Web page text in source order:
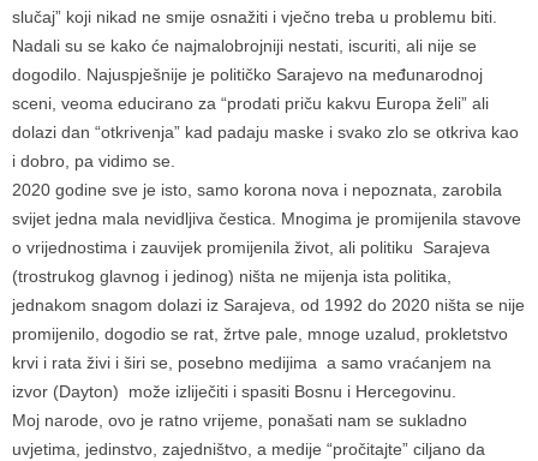
slučaj” koji nikad ne smije osnažiti i vječno treba u problemu biti.
Nadali su se kako će najmalobrojniji nestati, iscuriti, ali nije se
dogodilo. Najuspješnije je političko Sarajevo na međunarodnoj
sceni, veoma educirano za “prodati priču kakvu Europa želi” ali
dolazi dan “otkrivenja” kad padaju maske i svako zlo se otkriva kao
i dobro, pa vidimo se.
2020 godine sve je isto, samo korona nova i nepoznata, zarobila
svijet jedna mala nevidljiva čestica. Mnogima je promijenila stavove
o vrijednostima i zauvijek promijenila život, ali politiku Sarajeva
(trostrukog glavnog i jedinog) ništa ne mijenja ista politika,
jednakom snagom dolazi iz Sarajeva, od 1992 do 2020 ništa se nije
promijenilo, dogodio se rat, žrtve pale, mnoge uzalud, prokletstvo
krvi i rata živi i širi se, posebno medijima a samo vraćanjem na
izvor (Dayton) može izliječiti i spasiti Bosnu i Hercegovinu.
Moj narode, ovo je ratno vrijeme, ponašati nam se sukladno
uvjetima, jedinstvo, zajedništvo, a medije “pročitajte” ciljano da